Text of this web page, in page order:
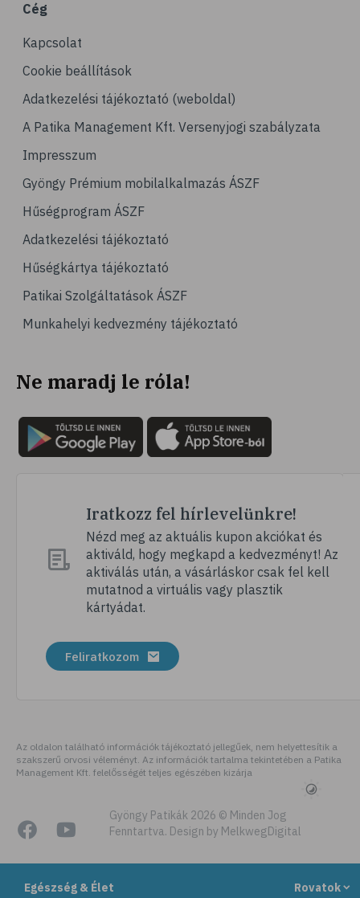
Egészség & Élet Rovatok
# csonttörés
# mozgásszervi problémák
# köszvény
# ínhüvelygyulladás
# tél
# vérnyomásmérés
# kardiológia
# kardiovaszkuláris betegségek
# szív- és érrendszer
# vérnyomás
# mozgás
# pszichológia
# hátfájás
# vérnyomáscsökkentés
# megfázás
# influenza
# fertőző betegségek
# köhögés
# immunerősítés
# kézmosás
# szépségápolás
# bőrápolás
# izlandi zuzmó
Cég
Kapcsolat
Cookie beállítások
Adatkezelési tájékoztató (weboldal)
A Patika Management Kft. Versenyjogi szabályzata
Impresszum
Gyöngy Prémium mobilalkalmazás ÁSZF
Hűségprogram ÁSZF
Adatkezelési tájékoztató
Hűségkártya tájékoztató
Patikai Szolgáltatások ÁSZF
Munkahelyi kedvezmény tájékoztató
Ne maradj le róla!
Iratkozz fel hírlevelünkre!
Nézd meg az aktuális kupon akciókat és
aktiváld, hogy megkapd a kedvezményt! Az
aktiválás után, a vásárláskor csak fel kell
mutatnod a virtuális vagy plasztik
kártyádat.
Feliratkozom
Az oldalon található információk tájékoztató jellegűek, nem helyettesítik a
szakszerű orvosi véleményt. Az információk tartalma tekintetében a Patika
Management Kft. felelősségét teljes egészében kizárja
Gyöngy Patikák 2026 © Minden Jog
Fenntartva. Design by MelkwegDigital